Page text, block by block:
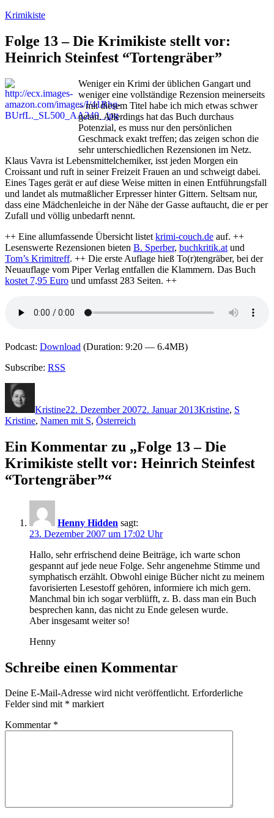
Zum
springen
Krimikiste
Folge 13 – Die Krimikiste stellt vor:
Heinrich Steinfest “Tortengräber”
Weniger ein Krimi der üblichen Gangart und
weniger eine vollständige Rezension meinerseits
– mit diesem Titel habe ich mich etwas schwer
getan. Allerdings hat das Buch durchaus
Potenzial, es muss nur den persönlichen
Geschmack exakt treffen; das zeigen schon die
sehr unterschiedlichen Rezensionen im Netz.
Klaus Vavra ist Lebensmittelchemiker, isst jeden Morgen ein
Croissant und ruft in seiner Freizeit Frauen an und schweigt dabei.
Eines Tages gerät er auf diese Weise mitten in einen Entführungsfall
und landet als mutmaßlicher Erpresser hinter Gittern. Seltsam nur,
dass eine Mädchenleiche in der Nähe der Gasse auftaucht, die er per
Zufall und völlig unbedarft nennt.
++ Eine allumfassende Übersicht listet krimi-couch.de auf. ++
Lesenswerte Rezensionen bieten B. Sperber, buchkritik.at und
Tom’s Krimitreff. ++ Die erste Auflage hieß To(r)tengräber, bei der
Neuauflage vom Piper Verlag entfallen die Klammern. Das Buch
kostet 7,95 Euro und umfasst 283 Seiten. ++
Podcast: Download (Duration: 9:20 — 6.4MB)
Subscribe: RSS
Kristine22. Dezember 20072. Januar 2013Kristine, S
Kristine, Namen mit S, Österreich
Ein Kommentar zu „Folge 13 – Die
Krimikiste stellt vor: Heinrich Steinfest
“Tortengräber”“
Henny Hidden sagt:
23. Dezember 2007 um 17:02 Uhr
Hallo, sehr erfrischend deine Beiträge, ich warte schon
gespannt auf jede neue Folge. Sehr angenehme Stimme und
symphatisch erzählt. Obwohl einige Bücher nicht zu meinem
favorisierten Lesestoff gehören, informiere ich mich gern.
Manchmal bin ich sogar verblüfft, z. B. dass man ein Buch
besprechen kann, das nicht zu Ende gelesen wurde.
Aber insgesamt weiter so!
Henny
Schreibe einen Kommentar
Deine E-Mail-Adresse wird nicht veröffentlicht. Erforderliche
Felder sind mit * markiert
Kommentar *